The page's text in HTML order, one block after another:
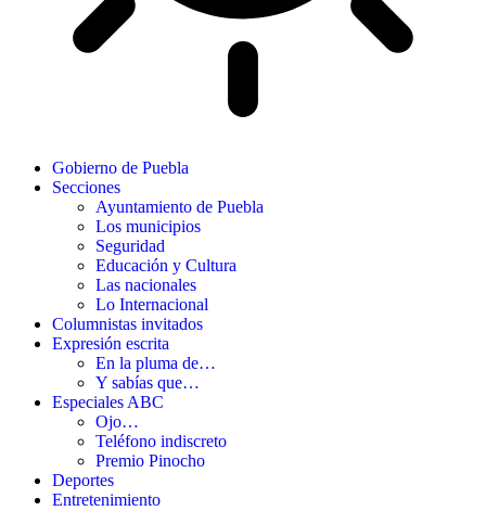
Gobierno de Puebla
Secciones
Ayuntamiento de Puebla
Los municipios
Seguridad
Educación y Cultura
Las nacionales
Lo Internacional
Columnistas invitados
Expresión escrita
En la pluma de…
Y sabías que…
Especiales ABC
Ojo…
Teléfono indiscreto
Premio Pinocho
Deportes
Entretenimiento